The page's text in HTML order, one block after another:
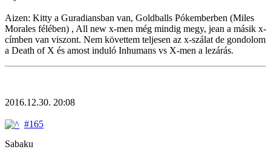
Aizen: Kitty a Guradiansban van, Goldballs Pókemberben (Miles
Morales félében) , All new x-men még mindig megy, jean a másik x-
címben van viszont. Nem követtem teljesen az x-szálat de gondolom
a Death of X és amost induló Inhumans vs X-men a lezárás.
2016.12.30. 20:08
#165
Sabaku